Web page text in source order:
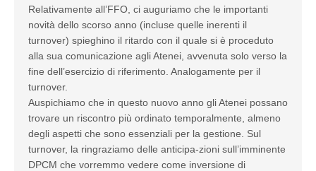
Relativamente all’FFO, ci auguriamo che le importanti
novità dello scorso anno (incluse quelle inerenti il
turnover) spieghino il ritardo con il quale si è proceduto
alla sua comunicazione agli Atenei, avvenuta solo verso la
fine dell’esercizio di riferimento. Analogamente per il
turnover.
Auspichiamo che in questo nuovo anno gli Atenei possano
trovare un riscontro più ordinato temporalmente, almeno
degli aspetti che sono essenziali per la gestione. Sul
turnover, la ringraziamo delle anticipa-zioni sull’imminente
DPCM che vorremmo vedere come inversione di